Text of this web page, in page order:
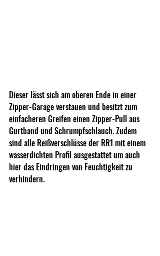
Dieser lässt sich am oberen Ende in einer
Zipper-Garage verstauen und besitzt zum
einfacheren Greifen einen Zipper-Pull aus
Gurtband und Schrumpfschlauch. Zudem
sind alle Reißverschlüsse der RR1 mit einem
wasserdichten Profil ausgestattet um auch
hier das Eindringen von Feuchtigkeit zu
verhindern.